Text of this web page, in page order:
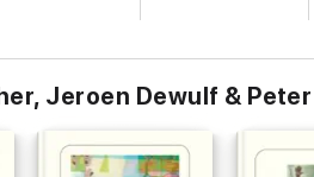
Jeroen Dewulf &